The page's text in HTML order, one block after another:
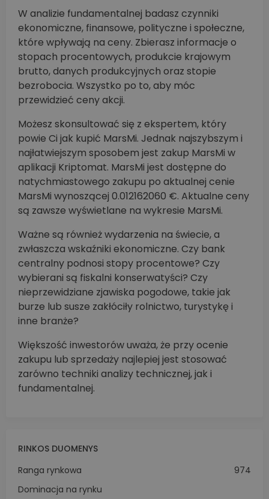
W analizie fundamentalnej badasz czynniki
ekonomiczne, finansowe, polityczne i społeczne,
które wpływają na ceny. Zbierasz informacje o
stopach procentowych, produkcie krajowym
brutto, danych produkcyjnych oraz stopie
bezrobocia. Wszystko po to, aby móc
przewidzieć ceny akcji.
Możesz skonsultować się z ekspertem, który
powie Ci jak kupić MarsMi. Jednak najszybszym i
najłatwiejszym sposobem jest zakup MarsMi w
aplikacji Kriptomat. MarsMi jest dostępne do
natychmiastowego zakupu po aktualnej cenie
MarsMi wynoszącej 0.012162060 €. Aktualne ceny
są zawsze wyświetlane na wykresie MarsMi.
Ważne są również wydarzenia na świecie, a
zwłaszcza wskaźniki ekonomiczne. Czy bank
centralny podnosi stopy procentowe? Czy
wybierani są fiskalni konserwatyści? Czy
nieprzewidziane zjawiska pogodowe, takie jak
burze lub susze zakłóciły rolnictwo, turystykę i
inne branże?
Większość inwestorów uważa, że przy ocenie
zakupu lub sprzedaży najlepiej jest stosować
zarówno techniki analizy technicznej, jak i
fundamentalnej.
RINKOS DUOMENYS
Ranga rynkowa
974
Dominacja na rynku